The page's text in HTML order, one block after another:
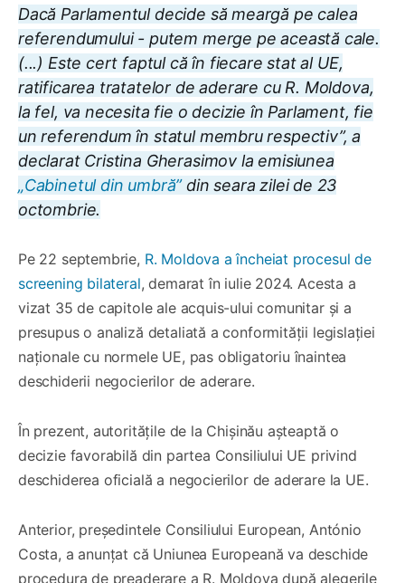
Dacă Parlamentul decide să meargă pe calea
referendumului - putem merge pe această cale.
(...) Este cert faptul că în fiecare stat al UE,
ratificarea tratatelor de aderare cu R. Moldova,
la fel, va necesita fie o decizie în Parlament, fie
un referendum în statul membru respectiv”, a
declarat Cristina Gherasimov la emisiunea
„Cabinetul din umbră”din seara zilei de 23
octombrie.
Pe 22 septembrie, R. Moldova a încheiat procesul de
screening bilateral, demarat în iulie 2024. Acesta a
vizat 35 de capitole ale acquis-ului comunitar și a
presupus o analiză detaliată a conformității legislației
naționale cu normele UE, pas obligatoriu înaintea
deschiderii negocierilor de aderare.
În prezent, autoritățile de la Chișinău așteaptă o
decizie favorabilă din partea Consiliului UE privind
deschiderea oficială a negocierilor de aderare la UE.
Anterior, președintele Consiliului European, António
Costa, a anunțat că Uniunea Europeană va deschide
procedura de preaderare a R. Moldova după alegerile